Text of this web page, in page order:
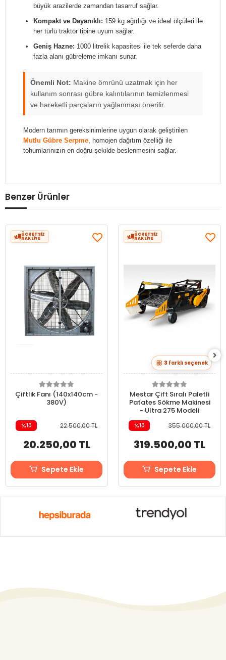
büyük arazilerde zamandan tasarruf sağlar.
Kompakt ve Dayanıklı: 159 kg ağırlığı ve ideal ölçüleri ile
her türlü traktör tipine uyum sağlar.
Geniş Hazne: 1000 litrelik kapasitesi ile tek seferde daha
fazla alanı gübreleme imkanı sunar.
Önemli Not: Makine ömrünü uzatmak için her
kullanım sonrası gübre kalıntılarının temizlenmesi
ve hareketli parçaların yağlanması önerilir.
Modern tarımın gereksinimlerine uygun olarak geliştirilen
Mutlu Gübre Serpme, homojen dağıtım özelliği ile
tohumlarınızın en doğru şekilde beslenmesini sağlar.
Benzer Ürünler
ÜCRETSİZ
NAKLİYE
Çiftlik Fanı (140x140cm -
380V)
%10 22.500,00 TL
20.250,00 TL
Sepete Ekle
ÜCRETSİZ
NAKLİYE
3 farklı seçenek
Mestar Çift Sıralı Paletli
Patates Sökme Makinesi
- Ultra 275 Modeli
%10 355.000,00 TL
319.500,00 TL
Sepete Ekle